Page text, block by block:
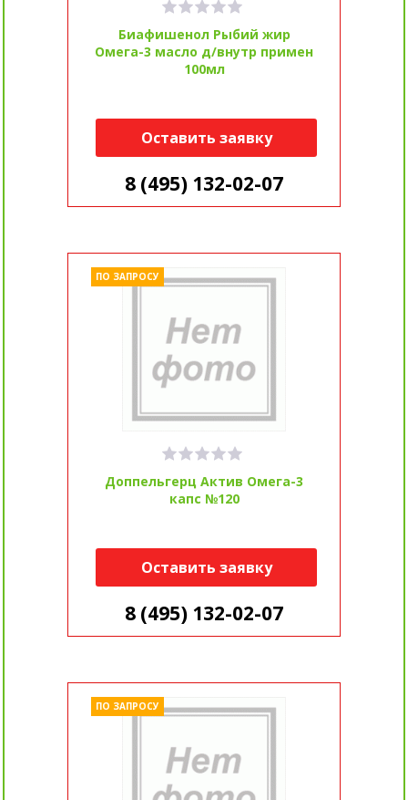
Биафишенол Рыбий жир
Омега-3 масло д/внутр примен
100мл
Оставить заявку
8 (495) 132-02-07
Доппельгерц Актив Омега-3
капс №120
ПО ЗАПРОСУ
Оставить заявку
8 (495) 132-02-07
ПО ЗАПРОСУ